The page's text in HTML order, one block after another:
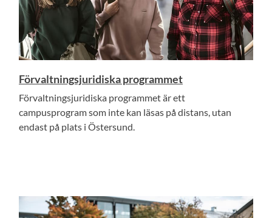
Förvaltningsjuridiska programmet
Förvaltningsjuridiska programmet är ett
campusprogram som inte kan läsas på distans, utan
endast på plats i Östersund.